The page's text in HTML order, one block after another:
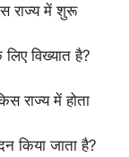
राज्य में शुरू
विख्यात है?
राज्य में होता
किया जाता है?